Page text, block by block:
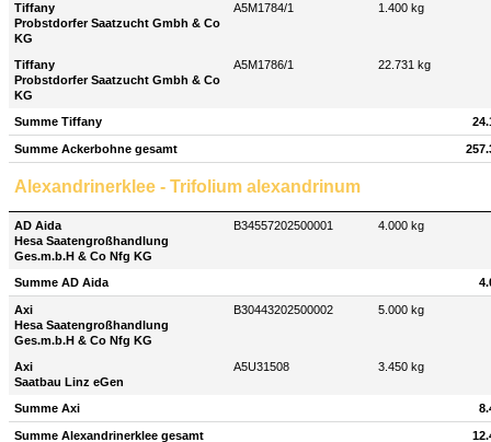
Tiffany
Probstdorfer Saatzucht Gmbh & Co
KG
A5M1784/1 1.400 kg
Tiffany
Probstdorfer Saatzucht Gmbh & Co
KG
A5M1786/1 22.731 kg
Summe Tiffany
Summe Ackerbohne gesamt
Alexandrinerklee - Trifolium alexandrinum
AD Aida
Hesa Saatengroßhandlung
Ges.m.b.H & Co Nfg KG
B34557202500001 4.000 kg
Summe AD Aida
Axi
Hesa Saatengroßhandlung
Ges.m.b.H & Co Nfg KG
B30443202500002 5.000 kg
Axi
Saatbau Linz eGen
A5U31508 3.450 kg
Summe Axi
Summe Alexandrinerklee gesamt